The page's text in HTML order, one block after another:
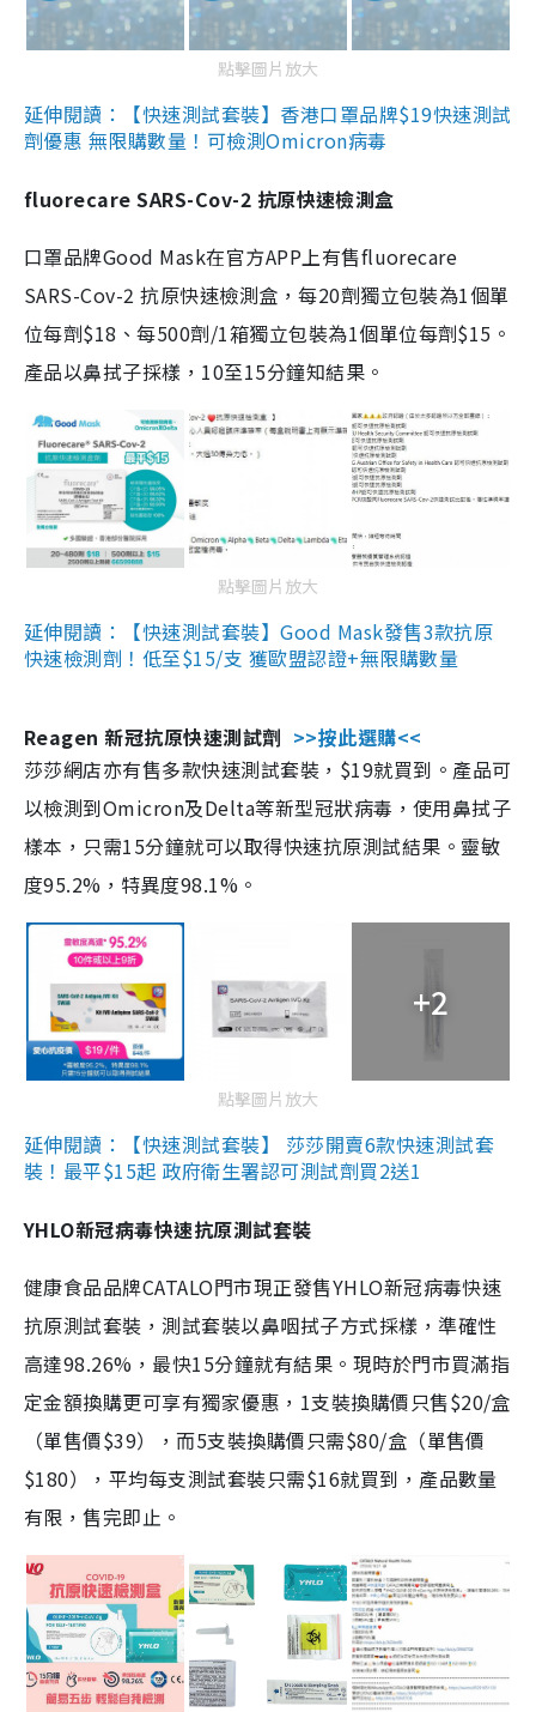
點擊圖片放大
延伸閱讀：【快速測試套裝】香港口罩品牌$19快速測試
劑優惠 無限購數量！可檢測Omicron病毒
fluorecare SARS-Cov-2 抗原快速檢測盒
口罩品牌Good Mask在官方APP上有售fluorecare
SARS-Cov-2 抗原快速檢測盒，每20劑獨立包裝為1個單
位每劑$18、每500劑/1箱獨立包裝為1個單位每劑$15。
產品以鼻拭子採樣，10至15分鐘知結果。
點擊圖片放大
延伸閱讀：【快速測試套裝】Good Mask發售3款抗原
快速檢測劑！低至$15/支 獲歐盟認證+無限購數量
Reagen 新冠抗原快速測試劑 >>按此選購<<
莎莎網店亦有售多款快速測試套裝，$19就買到。產品可
以檢測到Omicron及Delta等新型冠狀病毒，使用鼻拭子
樣本，只需15分鐘就可以取得快速抗原測試結果。靈敏
度95.2%，特異度98.1%。
+2
點擊圖片放大
延伸閱讀：【快速測試套裝】 莎莎開賣6款快速測試套
裝！最平$15起 政府衛生署認可測試劑買2送1
YHLO新冠病毒快速抗原測試套裝
健康食品品牌CATALO門市現正發售YHLO新冠病毒快速
抗原測試套裝，測試套裝以鼻咽拭子方式採樣，準確性
高達98.26%，最快15分鐘就有結果。現時於門市買滿指
定金額換購更可享有獨家優惠，1支裝換購價只售$20/盒
（單售價$39），而5支裝換購價只需$80/盒（單售價
$180），平均每支測試套裝只需$16就買到，產品數量
有限，售完即止。